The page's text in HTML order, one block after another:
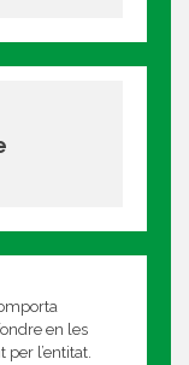
en les
l’entitat.